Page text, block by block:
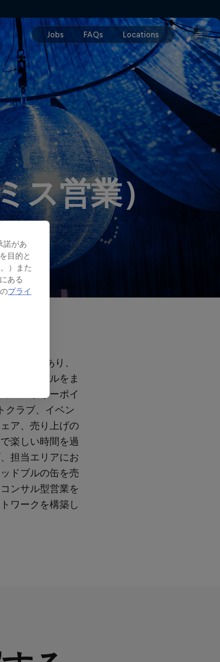
ス営業）
ームであり、
レッドブルをま
エントリーポイ
クラブ、イベン
ア、売り上げの
楽しい時間を過
担当エリアにお
ドブルの缶を売
ンサル型営業を
ワークを構築し
諾があ
目的と
）また
ある
プライ